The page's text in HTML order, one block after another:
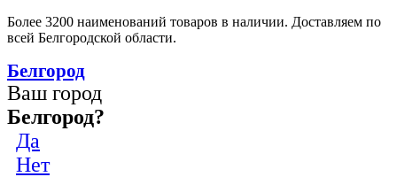
Более 3200 наименований товаров в наличии. Доставляем по
всей Белгородской области.
Белгород
Ваш город
Белгород?
Да
Нет